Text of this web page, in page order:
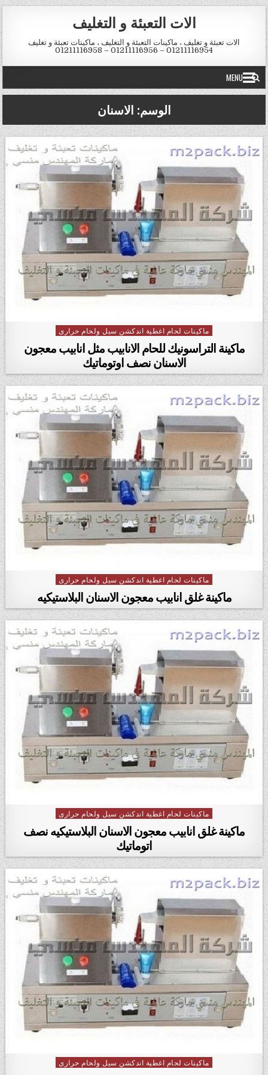
Skip to content
الات التعبئة و التغليف
الات تعبئة و تغليف ، ماكينات التعبئة و التغليف ، ماكينات تعبئة و تغليف
01211116954 – 01211116956 – 01211116958
MENU
الوسم: الاسنان
Posted in
ماكينات لحام اغطية اندكشن سيل ولحام حرارى
ماكينة التراسونيك للحام الانابيب مثل انابيب معجون
الاسنان نصف اوتوماتيك
Posted in
ماكينات لحام اغطية اندكشن سيل ولحام حرارى
ماكينة غلق انابيب معجون الاسنان البلاستيكيه
Posted in
ماكينات لحام اغطية اندكشن سيل ولحام حرارى
ماكينة غلق انابيب معجون الاسنان البلاستيكيه نصف
اتوماتيك
Posted in
ماكينات لحام اغطية اندكشن سيل ولحام حرارى